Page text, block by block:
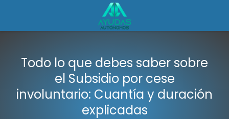
Todo lo que debes saber sobre
el Subsidio por cese
involuntario: Cuantía y duración
explicadas